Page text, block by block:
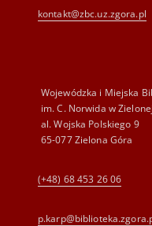
kontakt@zbc.uz.zgora.pl
Wojewódzka i Miejska
im. C. Norwida w
al. Wojska Polskiego 9
65-077 Zielona Góra
(+48) 68 453 26 06